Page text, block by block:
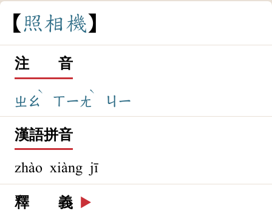
照相機
注 音
ㄓㄠ
ˋ
ㄒㄧㄤ
ˋ
ㄐㄧ
漢語拼音
zhào xiàng jī
釋 義 ▶️